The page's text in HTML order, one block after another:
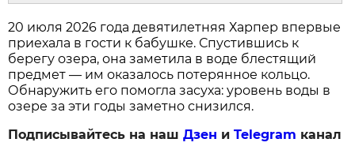
20 июля 2026 года девятилетняя Харпер впервые
приехала в гости к бабушке. Спустившись к
берегу озера, она заметила в воде блестящий
предмет — им оказалось потерянное кольцо.
Обнаружить его помогла засуха: уровень воды в
озере за эти годы заметно снизился.
Подписывайтесь на нашДзен иTelegram канал